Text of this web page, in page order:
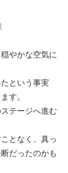
やかな空気に
という事実
す。
テージへ進む
となく、真っ
だったのかも